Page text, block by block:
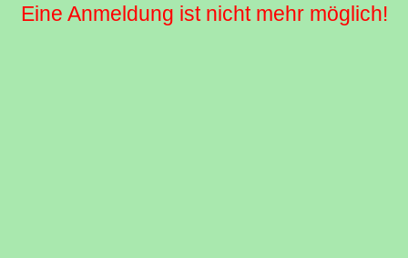
Eine Anmeldung ist nicht mehr möglich!